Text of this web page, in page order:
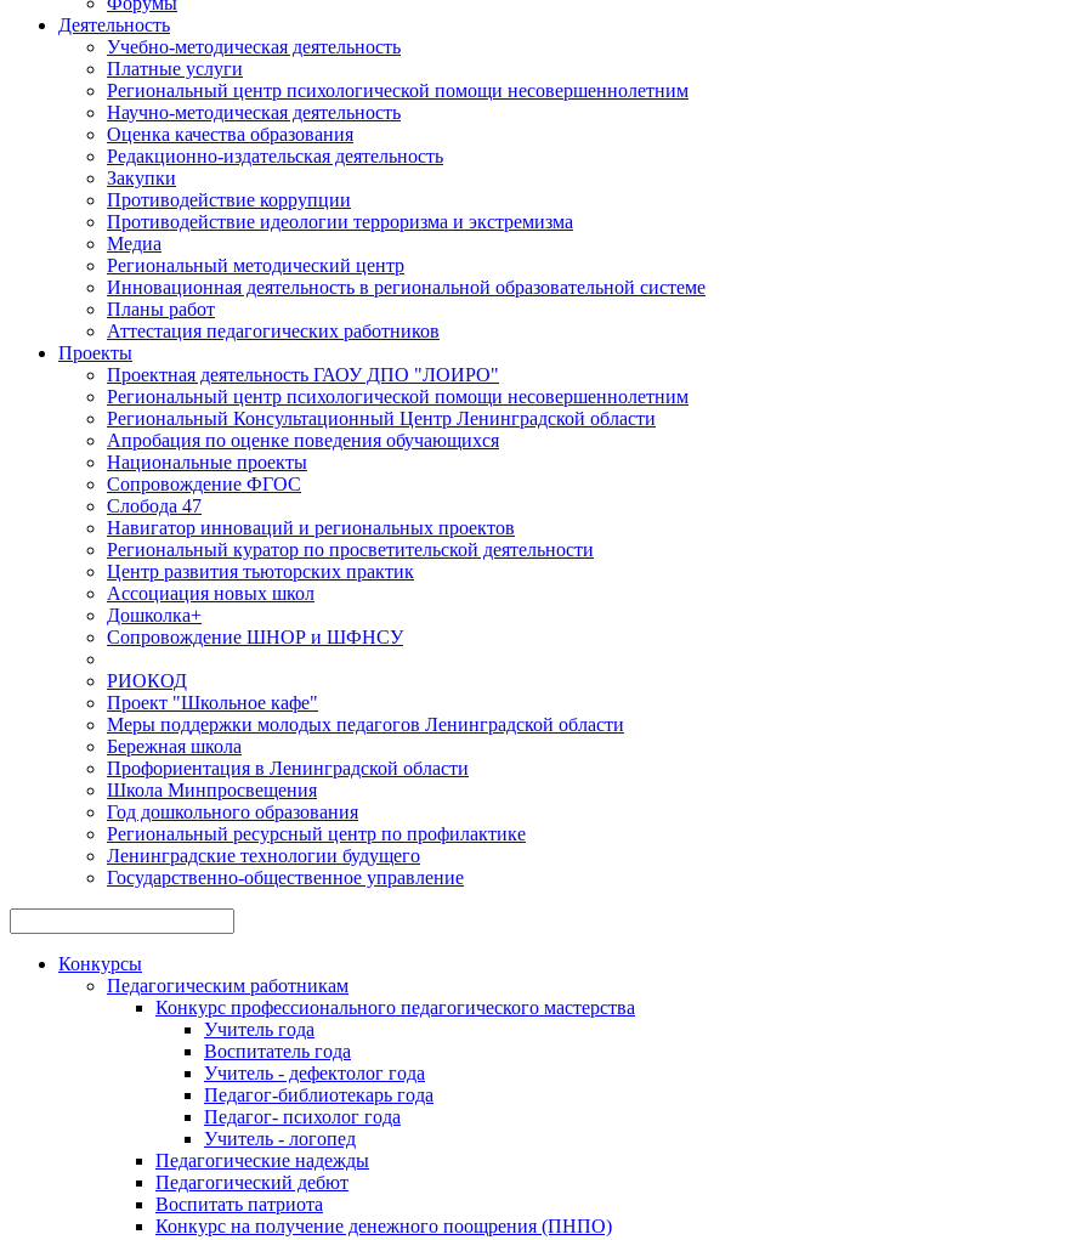
Деятельность
Учебно-методическая деятельность
Платные услуги
Региональный центр психологической помощи несовершеннолетним
Научно-методическая деятельность
Оценка качества образования
Редакционно-издательская деятельность
Закупки
Противодействие коррупции
Противодействие идеологии терроризма и экстремизма
Медиа
Региональный методический центр
Инновационная деятельность в региональной образовательной системе
Планы работ
Аттестация педагогических работников
Проекты
Проектная деятельность ГАОУ ДПО "ЛОИРО"
Региональный центр психологической помощи несовершеннолетним
Региональный Консультационный Центр Ленинградской области
Апробация по оценке поведения обучающихся
Национальные проекты
Сопровождение ФГОС
Слобода 47
Навигатор инноваций и региональных проектов
Региональный куратор по просветительской деятельности
Центр развития тьюторских практик
Ассоциация новых школ
Дошколка+
Сопровождение ШНОР и ШФНСУ
РИОКОД
Проект "Школьное кафе"
Меры поддержки молодых педагогов Ленинградской области
Бережная школа
Профориентация в Ленинградской области
Школа Минпросвещения
Год дошкольного образования
Региональный ресурсный центр по профилактике
Ленинградские технологии будущего
Государственно-общественное управление
Конкурсы
Педагогическим работникам
Конкурс профессионального педагогического мастерства
Учитель года
Воспитатель года
Учитель - дефектолог года
Педагог-библиотекарь года
Педагог- психолог года
Учитель - логопед
Педагогические надежды
Педагогический дебют
Воспитать патриота
Конкурс на получение денежного поощрения (ПНПО)